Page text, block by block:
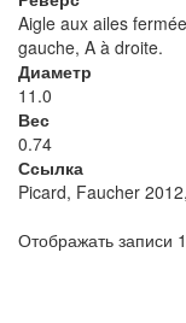
Aigle aux ailes
gauche, A à droite.
Диаметр
11.0
Вес
0.74
Ссылка
Picard, Faucher
Отображать записи